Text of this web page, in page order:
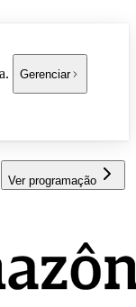
Gerenciar
Ver programação